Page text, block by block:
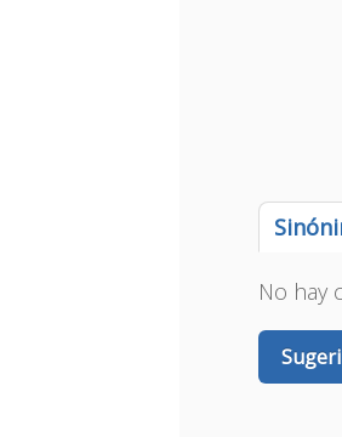
No hay